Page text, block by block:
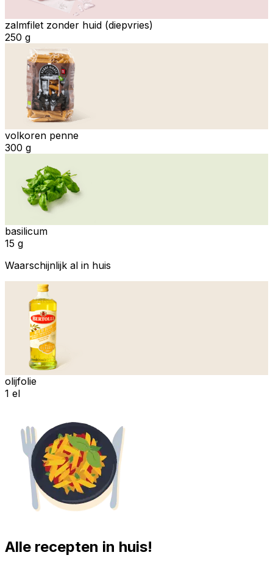
zalmfilet zonder huid (diepvries)
250 g
volkoren penne
300 g
basilicum
15 g
Waarschijnlijk al in huis
olijfolie
1 el
Alle recepten in huis!